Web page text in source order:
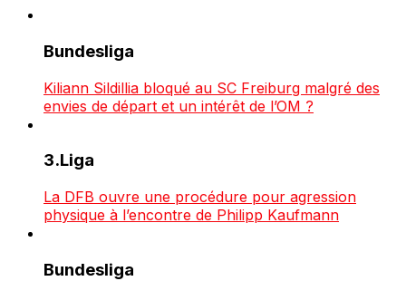
Bundesliga
Kiliann Sildillia bloqué au SC Freiburg malgré des
envies de départ et un intérêt de l’OM ?
3.Liga
La DFB ouvre une procédure pour agression
physique à l’encontre de Philipp Kaufmann
Bundesliga